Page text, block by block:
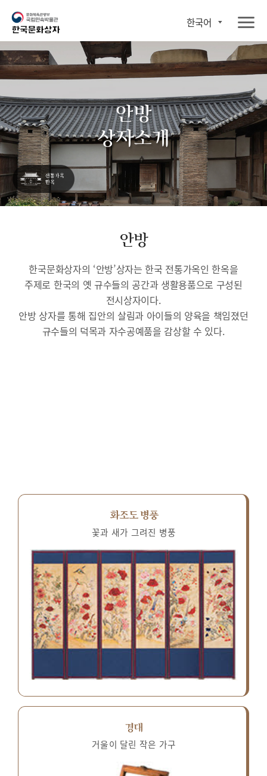
한국어
안방
상자소개
안방
한국문화상자의 ‘안방’상자는 한국 전통가옥인 한옥을
주제로 한국의 옛 규수들의 공간과 생활용품으로 구성된
전시상자이다.
안방 상자를 통해 집안의 살림과 아이들의 양육을 책임졌던
규수들의 덕목과 자수공예품을 감상할 수 있다.
화조도 병풍
꽃과 새가 그려진 병풍
경대
거울이 달린 작은 가구